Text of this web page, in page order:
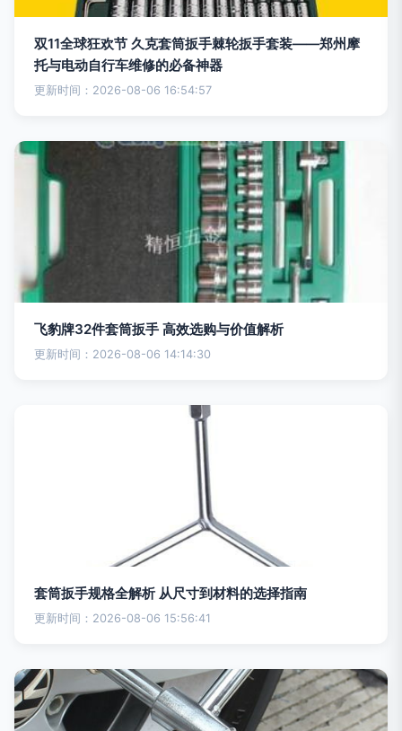
双11全球狂欢节 久克套筒扳手棘轮扳手套装——郑州摩
托与电动自行车维修的必备神器
更新时间：2026-08-06 16:54:57
飞豹牌32件套筒扳手 高效选购与价值解析
更新时间：2026-08-06 14:14:30
套筒扳手规格全解析 从尺寸到材料的选择指南
更新时间：2026-08-06 15:56:41